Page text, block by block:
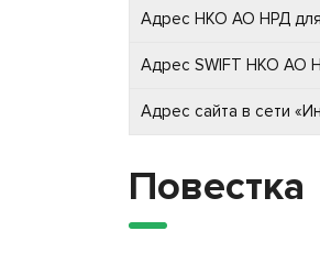
Адрес НКО АО НРД для
Адрес SWIFT НКО АО
Адрес сайта в сети
Повестка